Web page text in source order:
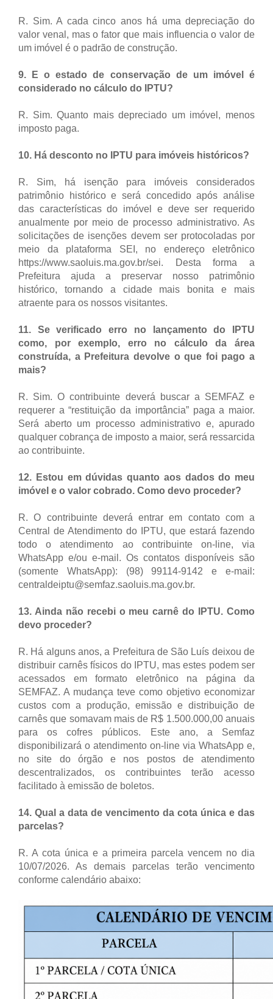
R. Sim. A cada cinco anos há uma depreciação do
valor venal, mas o fator que mais influencia o valor de
um imóvel é o padrão de construção.
9. E o estado de conservação de um imóvel é
considerado no cálculo do IPTU?
R. Sim. Quanto mais depreciado um imóvel, menos
imposto paga.
10. Há desconto no IPTU para imóveis históricos?
R. Sim, há isenção para imóveis considerados
patrimônio histórico e será concedido após análise
das características do imóvel e deve ser requerido
anualmente por meio de processo administrativo. As
solicitações de isenções devem ser protocoladas por
meio da plataforma SEI, no endereço eletrônico
https://www.saoluis.ma.gov.br/sei. Desta forma a
Prefeitura ajuda a preservar nosso patrimônio
histórico, tornando a cidade mais bonita e mais
atraente para os nossos visitantes.
11. Se verificado erro no lançamento do IPTU
como, por exemplo, erro no cálculo da área
construída, a Prefeitura devolve o que foi pago a
mais?
R. Sim. O contribuinte deverá buscar a SEMFAZ e
requerer a “restituição da importância” paga a maior.
Será aberto um processo administrativo e, apurado
qualquer cobrança de imposto a maior, será ressarcida
ao contribuinte.
12. Estou em dúvidas quanto aos dados do meu
imóvel e o valor cobrado. Como devo proceder?
R. O contribuinte deverá entrar em contato com a
Central de Atendimento do IPTU, que estará fazendo
todo o atendimento ao contribuinte on-line, via
WhatsApp e/ou e-mail. Os contatos disponíveis são
(somente WhatsApp): (98) 99114-9142 e e-mail:
centraldeiptu@semfaz.saoluis.ma.gov.br.
13. Ainda não recebi o meu carnê do IPTU. Como
devo proceder?
R. Há alguns anos, a Prefeitura de São Luís deixou de
distribuir carnês físicos do IPTU, mas estes podem ser
acessados em formato eletrônico na página da
SEMFAZ. A mudança teve como objetivo economizar
custos com a produção, emissão e distribuição de
carnês que somavam mais de R$ 1.500.000,00 anuais
para os cofres públicos. Este ano, a Semfaz
disponibilizará o atendimento on-line via WhatsApp e,
no site do órgão e nos postos de atendimento
descentralizados, os contribuintes terão acesso
facilitado à emissão de boletos.
14. Qual a data de vencimento da cota única e das
parcelas?
R. A cota única e a primeira parcela vencem no dia
10/07/2026. As demais parcelas terão vencimento
conforme calendário abaixo: